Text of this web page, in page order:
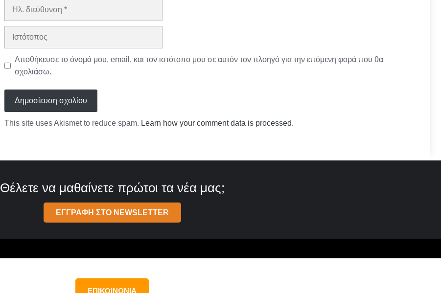
Ηλ.
Ιστότοπος
Αποθήκευσε το όνομά μου, email, και τον ιστότοπο μου σε αυτόν τον πλοηγό για την επόμενη φορά που θα
σχολιάσω.
This site uses Akismet to reduce spam. Learn how your comment data is processed.
Θέλετε να μαθαίνετε πρώτοι τα νέα μας;
ΕΓΓΡΑΦΗ ΣΤΟ NEWSLETTER
ΕΠΙΚΟΙΝΩΝΙΑ